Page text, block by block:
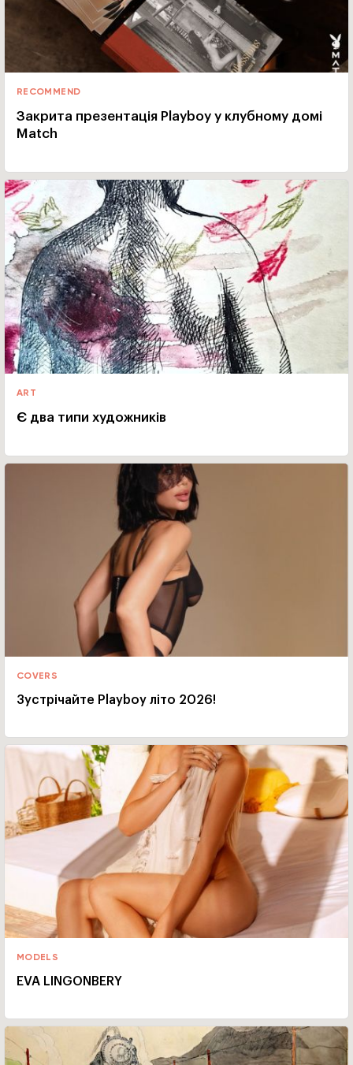
RECOMMEND
Закрита презентація Playboy у клубному домі
Match
ART
Є два типи художників
COVERS
Зустрічайте Playboy літо 2026!
MODELS
EVA LINGONBERY